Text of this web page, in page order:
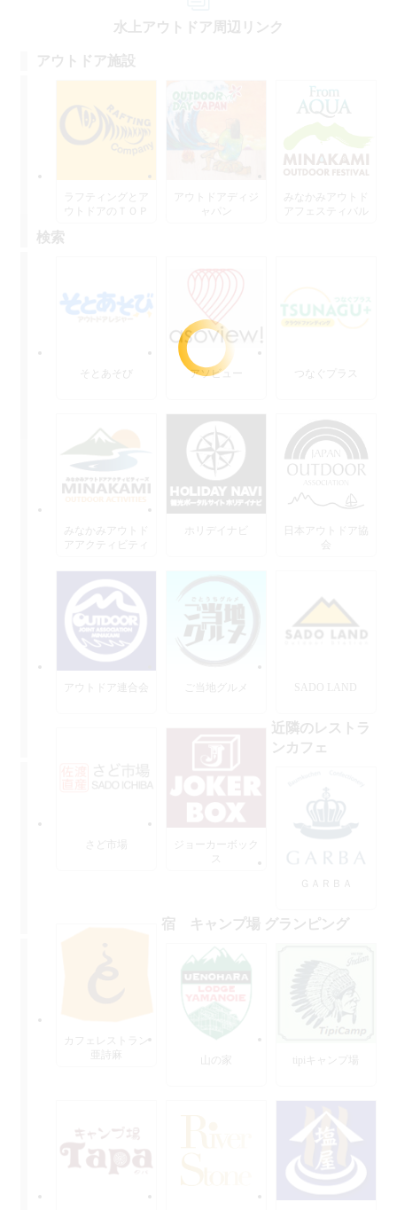
水上アウトドア周辺リンク
アウトドア施設
ラフティングとア
ウトドアのＴＯＰ
アウトドアディジ
みなかみアウトド
アフェスティバル
検索
そとあそび アソビュー つなぐプラス
みなかみアウトド
アアクティビティ
ホリデイナビ
日本アウトドア協
会
アウトドア連合会 ご当地グルメ SADO LAND
さど市場
ジョーカーボック
ス
近隣のレストラ
ンカフェ
ＧＡＲＢＡ
カフェレストラン
亜詩麻
宿 キャンプ場 グランピング
山の家 tipiキャンプ場